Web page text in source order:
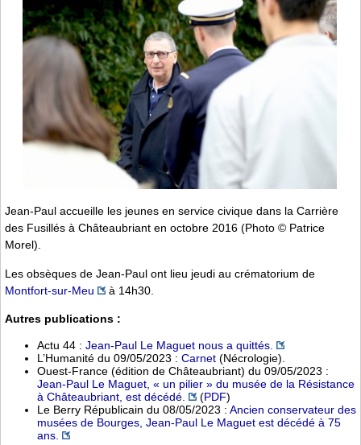
Jean-Paul accueille les jeunes en service civique dans la Carrière
des Fusillés à Châteaubriant en octobre 2016 (Photo © Patrice
Morel).
Les obsèques de Jean-Paul ont lieu jeudi au crématorium de
Montfort-sur-Meu
à 14h30.
Autres publications :
Actu 44 : Jean-Paul Le Maguet nous a quittés.
L’Humanité du 09/05/2023 : Carnet (Nécrologie).
Ouest-France (édition de Châteaubriant) du 09/05/2023 :
Jean-Paul Le Maguet, « un pilier » du musée de la Résistance
à Châteaubriant, est décédé.
(PDF)
Le Berry Républicain du 08/05/2023 : Ancien conservateur des
musées de Bourges, Jean-Paul Le Maguet est décédé à 75
ans.